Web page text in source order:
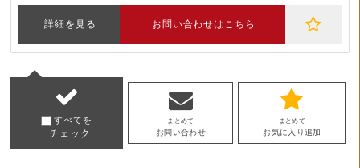
詳細を見る お問い合わせはこちら
すべてを
チェック
まとめて
お問い合わせ
まとめて
お気に入り追加